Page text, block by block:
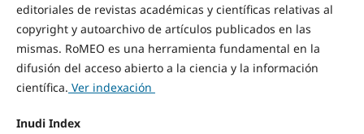
editoriales de revistas académicas y científicas relativas al
copyright y autoarchivo de artículos publicados en las
mismas. RoMEO es una herramienta fundamental en la
difusión del acceso abierto a la ciencia y la información
científica. Ver indexación
Inudi Index